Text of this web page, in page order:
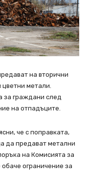
на вторични
цветни метали.
за граждани след
на отпадъците.
че с поправката,
да предават метални
на Комисията за
ограничение за